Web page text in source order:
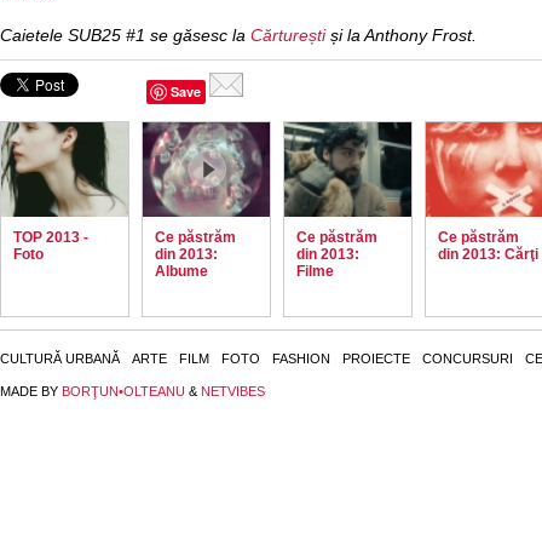
Caietele SUB25 #1 se găsesc la Cărtureștiși la Anthony Frost.
Save
TOP 2013 -
Foto
Ce păstrăm
din 2013:
Albume
Ce păstrăm
din 2013:
Filme
Ce păstrăm
din 2013: Cărţi
CULTURĂ URBANĂ ARTE FILM FOTO FASHION PROIECTE CONCURSURI
MADE BY BORŢUN•OLTEANU & NETVIBES